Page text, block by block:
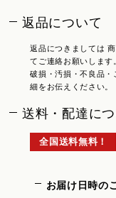
返品について
返品につきましては
てご連絡お願いします
破損・汚損・不良品
細をお伝えください。
送料・配達に
全国送料無料！
お届け日時の